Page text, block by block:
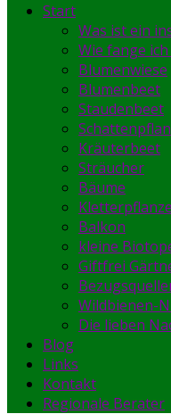
Start
Was ist ein
Wie fange
Blumenwiese
Blumenbeet
Staudenbeet
Kräuterbeet
Sträucher
Bäume
Balkon
kleine
Giftfrei
Wildbienen-
Die lieben
Blog
Links
Kontakt
Regionale Berater